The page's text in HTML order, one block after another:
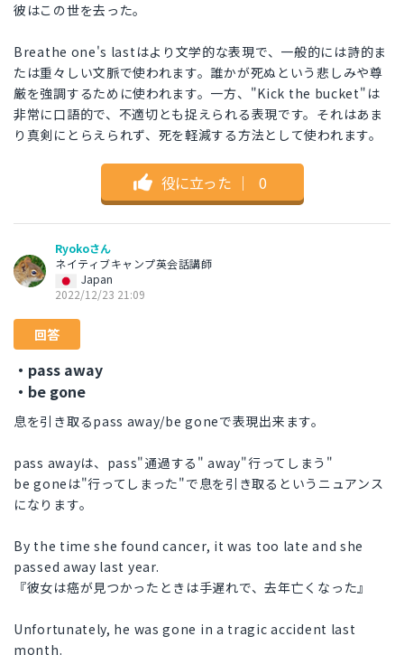
彼はこの世を去った。
Breathe one's lastはより文学的な表現で、一般的には詩的ま
たは重々しい文脈で使われます。誰かが死ぬという悲しみや尊
厳を強調するために使われます。一方、"Kick the bucket"は
非常に口語的で、不適切とも捉えられる表現です。それはあま
り真剣にとらえられず、死を軽減する方法として使われます。
役に立った ｜ 0
Ryokoさん
ネイティブキャンプ英会話講師
Japan
2022/12/23 21:09
回答
・pass away
・be gone
息を引き取るpass away/be goneで表現出来ます。
pass awayは、pass"通過する" away"行ってしまう"
be goneは"行ってしまった"で息を引き取るというニュアンス
になります。
By the time she found cancer, it was too late and she
passed away last year.
『彼女は癌が見つかったときは手遅れで、去年亡くなった』
Unfortunately, he was gone in a tragic accident last
month.